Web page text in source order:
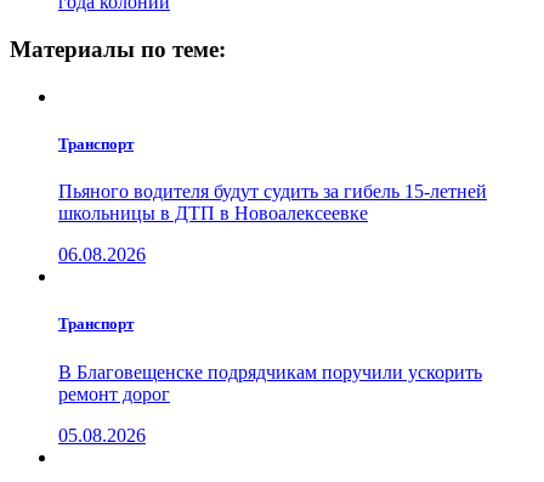
Материалы по теме:
Транспорт
Пьяного водителя будут судить за гибель 15-летней
школьницы в ДТП в Новоалексеевке
06.08.2026
Транспорт
В Благовещенске подрядчикам поручили ускорить
ремонт дорог
05.08.2026